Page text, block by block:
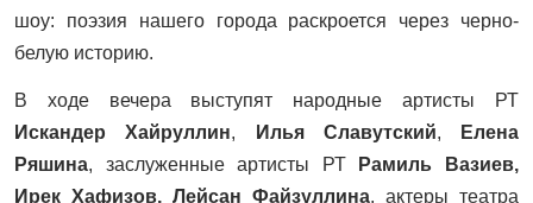
шоу: поэзия нашего города раскроется через черно-
белую историю.
В ходе вечера выступят народные артисты РТ
Искандер Хайруллин, Илья Славутский,
Елена
Ряшина, заслуженные артисты РТ
Рамиль Вазиев,
Ирек Хафизов, Лейсан Файзуллина, актеры театра